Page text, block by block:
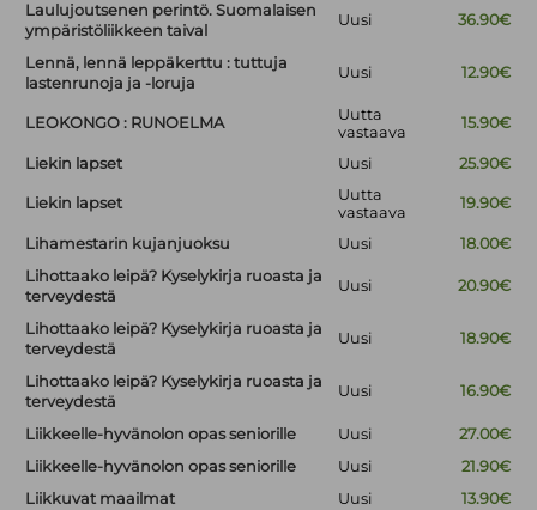
Laulujoutsenen perintö. Suomalaisen
ympäristöliikkeen taival
Uusi 36.90€
Lennä, lennä leppäkerttu : tuttuja
lastenrunoja ja -loruja
Uusi 12.90€
LEOKONGO : RUNOELMA
Uutta
vastaava
15.90€
Liekin lapset Uusi 25.90€
Liekin lapset
Uutta
vastaava
19.90€
Lihamestarin kujanjuoksu Uusi
18.00€
Lihottaako leipä? Kyselykirja ruoasta ja
terveydestä
Uusi 20.90€
Lihottaako leipä? Kyselykirja ruoasta ja
terveydestä
Uusi 18.90€
Lihottaako leipä? Kyselykirja ruoasta ja
terveydestä
Uusi 16.90€
Liikkeelle-hyvänolon opas seniorille Uusi
27.00€
Liikkeelle-hyvänolon opas seniorille
Uusi
21.90€
Liikkuvat maailmat
Uusi 13.90€